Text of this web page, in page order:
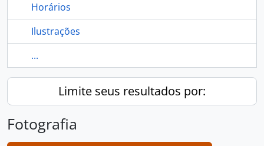
Horários
Ilustrações
...
Limite seus resultados por:
Fotografia